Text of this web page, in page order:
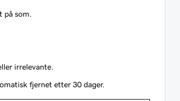
som.
irrelevante.
fjernet etter 30 dager.